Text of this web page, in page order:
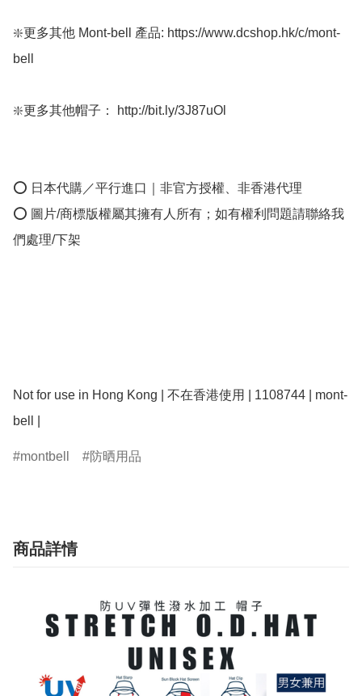
❇️更多其他 Mont-bell 產品: https://www.dcshop.hk/c/mont-
bell
❇️更多其他帽子： http://bit.ly/3J87uOl
⭕ 日本代購／平行進口｜非官方授權、非香港代理
⭕ 圖片/商標版權屬其擁有人所有；如有權利問題請聯絡我
們處理/下架
Not for use in Hong Kong | 不在香港使用 | 1108744 | mont-
montbell 防晒用品
商品詳情